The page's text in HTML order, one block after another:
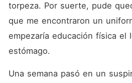
torpeza. Por suerte, pude
que me encontraron un
empezaría educación física el
estómago.
Una semana pasó en un